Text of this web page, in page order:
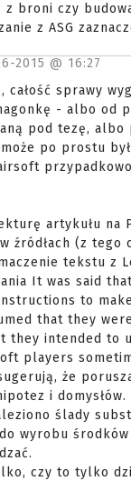
z broni czy
z ASG
2015 @ 16:27
całość sprawy
- albo od
pod tezę,
po prostu
artykułu na
źródłach (z tego
tekstu z
It was said
to
that they
they intended to
players
że
i domysłów.
ślady
wyrobu
czy to tylko